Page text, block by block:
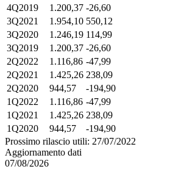
4Q2019
1.200,37 -26,60
3Q2021
1.954,10 550,12
3Q2020
1.246,19 114,99
3Q2019
1.200,37 -26,60
2Q2022
1.116,86 -47,99
2Q2021
1.425,26 238,09
2Q2020
944,57
-194,90
1Q2022
1.116,86 -47,99
1Q2021
1.425,26 238,09
1Q2020
944,57
-194,90
Prossimo rilascio utili: 27/07/2022
Aggiornamento dati
07/08/2026